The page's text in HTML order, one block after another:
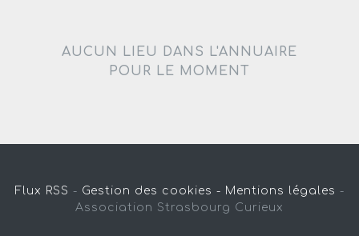
AUCUN LIEU DANS L'ANNUAIRE
POUR LE MOMENT
Flux RSS - Gestion des cookies - Mentions légales -
Association Strasbourg Curieux